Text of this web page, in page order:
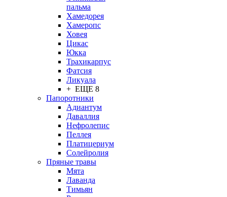
пальма
Хамедорея
Хамеропс
Ховея
Цикас
Юкка
Трахикарпус
Фатсия
Ликуала
+ ЕЩЕ 8
Папоротники
Адиантум
Даваллия
Нефролепис
Пеллея
Платицериум
Солейролия
Пряные травы
Мята
Лаванда
Тимьян